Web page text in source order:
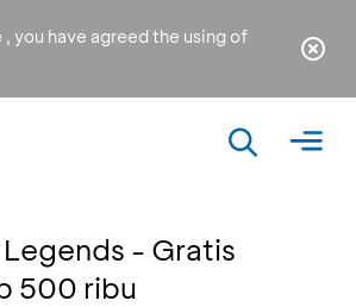
you have agreed the using of
- Gratis
500 ribu